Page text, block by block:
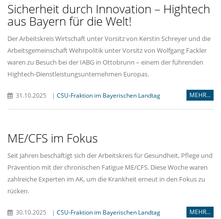
Sicherheit durch Innovation – Hightech
aus Bayern für die Welt!
Der Arbeitskreis Wirtschaft unter Vorsitz von Kerstin Schreyer und die
Arbeitsgemeinschaft Wehrpolitik unter Vorsitz von Wolfgang Fackler
waren zu Besuch bei der IABG in Ottobrunn – einem der führenden
Hightech-Dienstleistungsunternehmen Europas.
31.10.2025 | CSU-Fraktion im Bayerischen Landtag MEHR...
ME/CFS im Fokus
Seit Jahren beschäftigt sich der Arbeitskreis für Gesundheit, Pflege und
Prävention mit der chronischen Fatigue ME/CFS. Diese Woche waren
zahlreiche Experten im AK, um die Krankheit erneut in den Fokus zu
rücken.
30.10.2025 | CSU-Fraktion im Bayerischen Landtag MEHR...